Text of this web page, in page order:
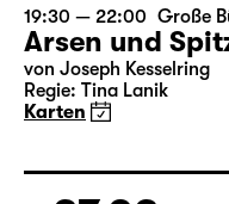
Fr 26.02.
19:30 — 22:00
Arsen und
Regie: Tina Lanik